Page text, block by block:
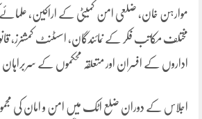
موارہن خان، ضلعی امن کمیٹی کے اراکین،
مختلف مکاتب فکر کے نمائندگان، اسسٹنٹ کمشنرز،
اداروں کے افسران اور متعلقہ محکموں کے
اجلاس کے دوران ضلع اٹک میں امن و امان کی